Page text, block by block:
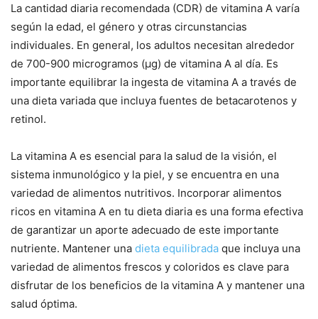
La cantidad diaria recomendada (CDR) de vitamina A varía
según la edad, el género y otras circunstancias
individuales. En general, los adultos necesitan alrededor
de 700-900 microgramos (µg) de vitamina A al día. Es
importante equilibrar la ingesta de vitamina A a través de
una dieta variada que incluya fuentes de betacarotenos y
retinol.
La vitamina A es esencial para la salud de la visión, el
sistema inmunológico y la piel, y se encuentra en una
variedad de alimentos nutritivos. Incorporar alimentos
ricos en vitamina A en tu dieta diaria es una forma efectiva
de garantizar un aporte adecuado de este importante
nutriente. Mantener una dieta equilibrada que incluya una
variedad de alimentos frescos y coloridos es clave para
disfrutar de los beneficios de la vitamina A y mantener una
salud óptima.